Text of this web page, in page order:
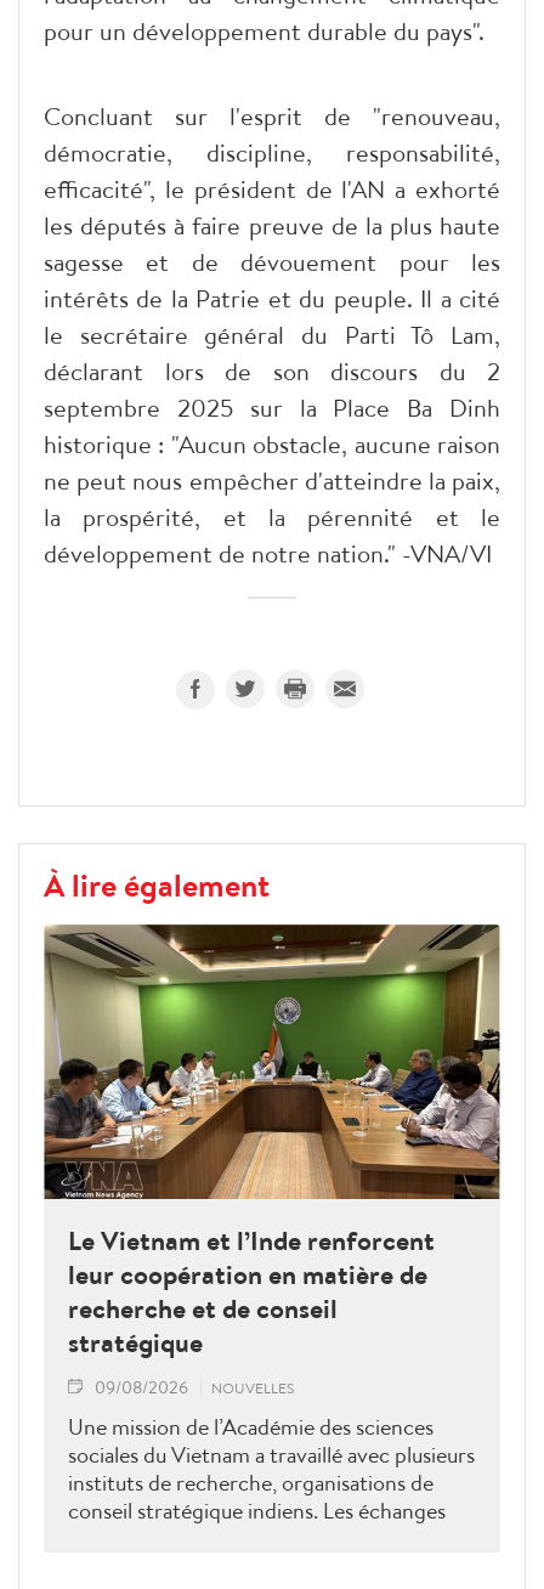
pour un développement durable du pays".
Concluant sur l'esprit de "renouveau,
démocratie, discipline, responsabilité,
efficacité", le président de l'AN a exhorté
les députés à faire preuve de la plus haute
sagesse et de dévouement pour les
intérêts de la Patrie et du peuple. Il a cité
le secrétaire général du Parti Tô Lam,
déclarant lors de son discours du 2
septembre 2025 sur la Place Ba Dinh
historique : "Aucun obstacle, aucune raison
ne peut nous empêcher d'atteindre la paix,
la prospérité, et la pérennité et le
développement de notre nation." -VNA/VI
À lire également
Le Vietnam et l’Inde renforcent
leur coopération en matière de
recherche et de conseil
stratégique
09/08/2026 NOUVELLES
Une mission de l’Académie des sciences
sociales du Vietnam a travaillé avec plusieurs
instituts de recherche, organisations de
conseil stratégique indiens. Les échanges